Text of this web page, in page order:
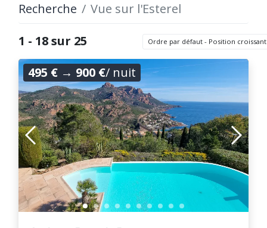
Recherche Vue sur l'Esterel
1 - 18 sur 25 Ordre par défaut - Position
495 € → 900 €/ nuit